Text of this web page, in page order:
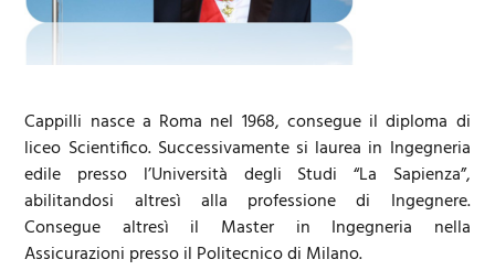
Cappilli nasce a Roma nel 1968, consegue il diploma di
liceo Scientifico. Successivamente si laurea in Ingegneria
edile presso l’Università degli Studi “La Sapienza”,
abilitandosi altresì alla professione di Ingegnere.
Consegue altresì il Master in Ingegneria nella
Assicurazioni presso il Politecnico di Milano.